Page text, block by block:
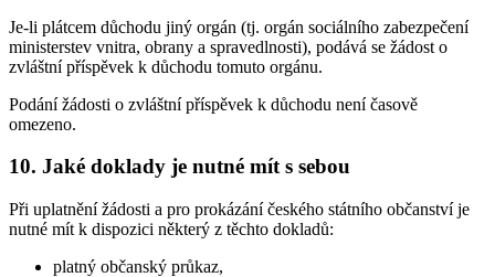
Je-li plátcem důchodu jiný orgán (tj. orgán sociálního zabezpečení
ministerstev vnitra, obrany a spravedlnosti), podává se žádost o
zvláštní příspěvek k důchodu tomuto orgánu.
Podání žádosti o zvláštní příspěvek k důchodu není časově
omezeno.
10. Jaké doklady je nutné mít s sebou
Při uplatnění žádosti a pro prokázání českého státního občanství je
nutné mít k dispozici některý z těchto dokladů:
platný občanský průkaz,